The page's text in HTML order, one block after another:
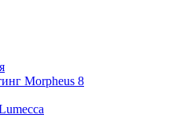
Morpheus 8